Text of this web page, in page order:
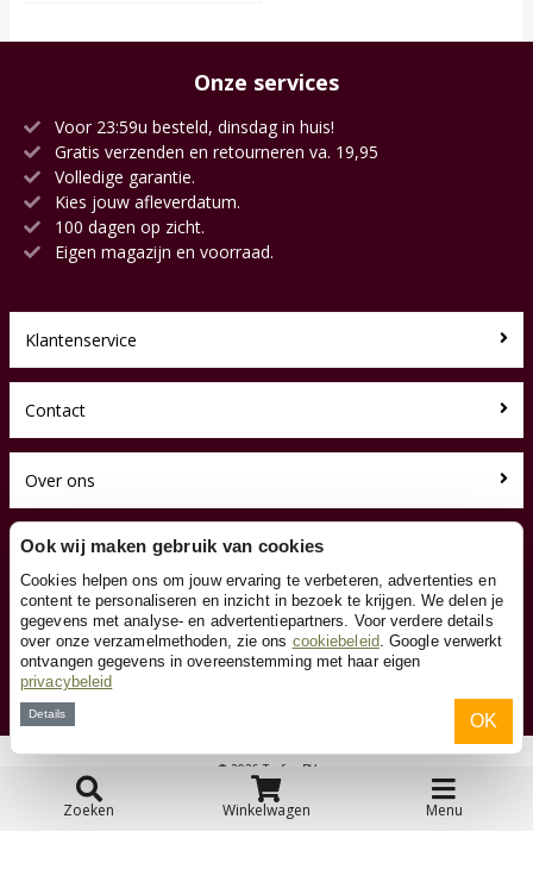
Zoeken Winkelwagen Menu
Onze services
Voor 23:59u besteld, dinsdag in huis!
Gratis verzenden en retourneren va. 19,95
Volledige garantie.
Kies jouw afleverdatum.
100 dagen op zicht.
Eigen magazijn en voorraad.
Klantenservice
Contact
Over ons
Toyfan BV
Loopwagen.be
Waterwinweg 9
7572 PD Oldenzaal
Tel. 0031-541-228000
Facebook
Instagram
© 2026 Toyfan BV
Disclaimer
Ook wij maken gebruik van cookies
Cookies helpen ons om jouw ervaring te verbeteren, advertenties en
content te personaliseren en inzicht in bezoek te krijgen. We delen je
gegevens met analyse- en advertentiepartners. Voor verdere details
over onze verzamelmethoden, zie ons cookiebeleid. Google verwerkt
ontvangen gegevens in overeenstemming met haar eigen
privacybeleid
Details OK